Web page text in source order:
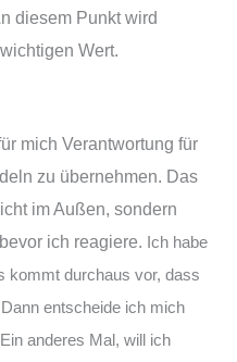
diesem Punkt wird
Wert.
mich Verantwortung für
zu übernehmen. Das
im Außen, sondern
ich reagiere. Ich habe
kommt durchaus vor, dass
entscheide ich mich
anderes Mal, will ich